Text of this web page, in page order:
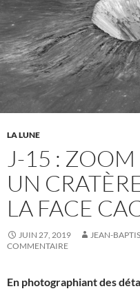
LA LUNE
J-15 : ZOOM
UN
LA FACE
JUIN 27, 2019 JEAN-
COMMENTAIRE
En photographiant des